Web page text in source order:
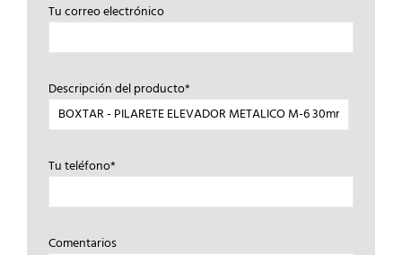
Tu correo electrónico
Descripción del producto*
Tu teléfono*
Comentarios